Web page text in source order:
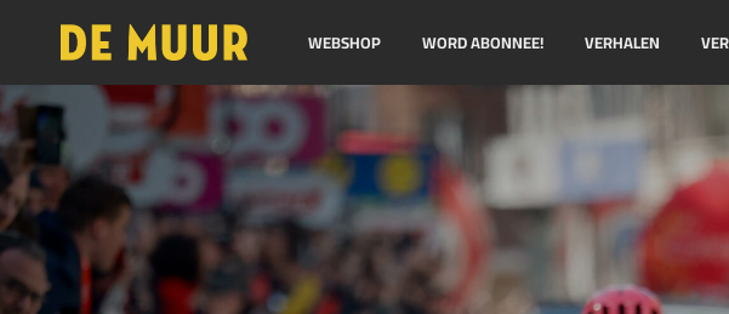
WEBSHOP WORD ABONNEE! VERHALEN